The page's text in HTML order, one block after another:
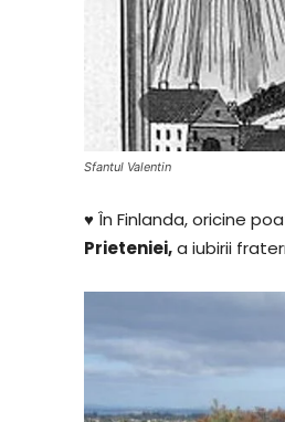
Sfantul Valentin
♥În Finlanda, oricine
Prieteniei,a iubirii